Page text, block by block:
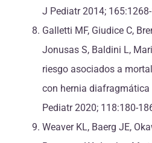
J Pediatr 2014;
Galletti MF, Giudice C,
Jonusas S, Baldini L,
riesgo asociados a
con hernia diafragmática
Pediatr 2020; 118:180-
Weaver KL, Baerg JE,